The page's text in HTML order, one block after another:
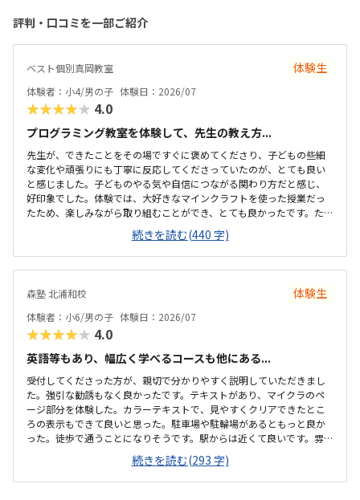
評判・口コミを一部ご紹介
ベスト個別真岡教室 体験生
体験者：小4/男の子 体験日：2026/07
★★★★★ 4.0
プログラミング教室を体験して、先生の教え方...
先生が、できたことをその場ですぐに褒めてくださり、子どもの些細
な変化や頑張りにも丁寧に反応してくださっていたのが、とても良い
と感じました。子どものやる気や自信につながる関わり方だと感じ、
好印象でした。体験では、大好きなマインクラフトを使った授業だっ
たため、楽しみながら取り組むことができ、とても良かったです。た
だ、今後もずっとマインクラフトを使った内容ではないと伺ったの
で、その後も興味を持って取り組めるかどうかは少し気になる点でし
た。教室は自宅から15分ほどの距離にあり、通いやすいと感じまし
た。また、駐車場もあるため、送り迎えもしやすく、安心して通わせ
ているわけではありませんが、壁などで視線が分散しにくい工夫がさ
れており、集中しやすい雰囲気だと感じました。月4回（1回50分）で
約12,000円という料金は、我が家にとってはや...
続きを読む(440 字)
森塾 北浦和校 体験生
体験者：小6/男の子 体験日：2026/07
★★★★★ 4.0
英語等もあり、幅広く学べるコースも他にある...
受付してくださった方が、親切で分かりやすく説明していただきまし
た。強引な勧誘もなく良かったです。テキストがあり、マイクラのペ
ージ部分を体験した。カラーテキストで、見やすくクリアできたとこ
ろの表示もできて良いと思った。駐車場や駐輪場があるともっと良か
った。徒歩で通うことになりそうです。駅からは近くて良いです。雰囲
気も良く、清潔感もあった。部屋が区切られていて、個人スペースも
確保されていて良かった。基本料金以外に、追加料金があまり無さそ
うで良かった。できれば、毎月1万以内で通いたいです。子供に熱心に
続きを読む(293 字)